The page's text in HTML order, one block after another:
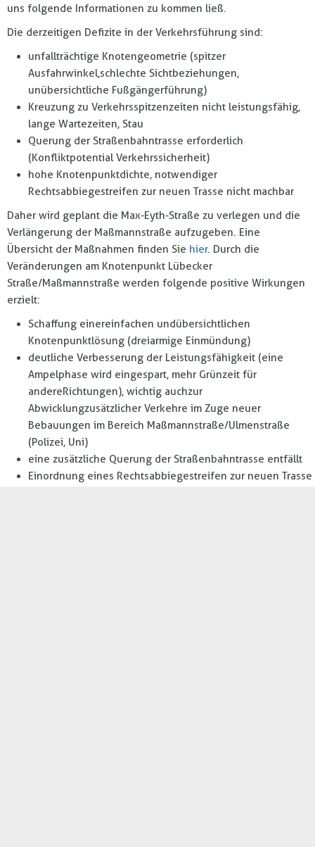
uns folgende Informationen zu kommen ließ.
Die derzeitigen Defizite in der Verkehrsführung sind:
unfallträchtige Knotengeometrie (spitzer
Ausfahrwinkel, schlechte Sichtbeziehungen,
unübersichtliche Fußgängerführung)
Kreuzung zu Verkehrsspitzenzeiten nicht leistungsfähig,
lange Wartezeiten, Stau
Querung der Straßenbahntrasse erforderlich
(Konfliktpotential Verkehrssicherheit)
hohe Knotenpunktdichte, notwendiger
Rechtsabbiegestreifen zur neuen Trasse nicht machbar
Daher wird geplant die Max-Eyth-Straße zu verlegen und die
Verlängerung der Maßmannstraße aufzugeben. Eine
Übersicht der Maßnahmen finden Sie hier. Durch die
Veränderungen am Knotenpunkt Lübecker
Straße/Maßmannstraße werden folgende positive Wirkungen
erzielt:
Schaffung einer einfachen und übersichtlichen
Knotenpunktlösung (dreiarmige Einmündung)
deutliche Verbesserung der Leistungsfähigkeit (eine
Ampelphase wird eingespart, mehr Grünzeit für
andere Richtungen), wichtig auch zur
Abwicklung zusätzlicher Verkehre im Zuge neuer
Bebauungen im Bereich Maßmannstraße/Ulmenstraße
(Polizei, Uni)
eine zusätzliche Querung der Straßenbahntrasse entfällt
Einordnung eines Rechtsabbiegestreifen zur neuen Trasse